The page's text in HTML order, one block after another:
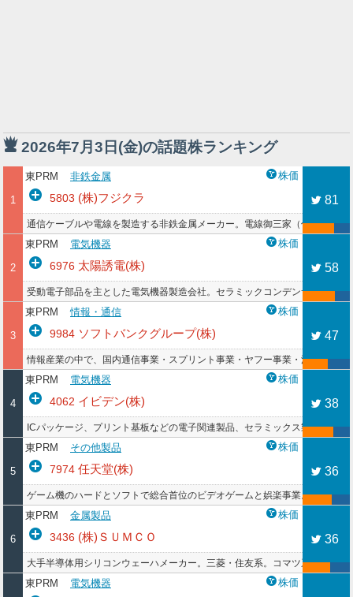
2026年7月3日(金)の話題株ランキング
1
東PRM 非鉄金属
5803 (株)フジクラ
株価
81
通信ケーブルや電線を製造する非鉄金属メーカー。電線御三家（住友電工
2
東PRM 電気機器
6976 太陽誘電(株)
株価
58
受動電子部品を主とした電気機器製造会社。セラミックコンデンサ、イン
3
東PRM 情報・通信
9984 ソフトバンクグループ(株)
株価
47
情報産業の中で、国内通信事業・スプリント事業・ヤフー事業・流通事業
4
東PRM 電気機器
4062 イビデン(株)
株価
38
ICパッケージ、プリント基板などの電子関連製品、セラミックス製品など
5
東PRM その他製品
7974 任天堂(株)
株価
36
ゲーム機のハードとソフトで総合首位のビデオゲームと娯楽事業。日本を
6
東PRM 金属製品
3436 (株)ＳＵＭＣＯ
株価
36
大手半導体用シリコンウェーハメーカー。三菱・住友系。コマツ系も合流
東PRM 電気機器 株価